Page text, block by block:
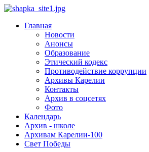
Главная
Новости
Анонсы
Образование
Этический кодекс
Противодействие коррупции
Архивы Карелии
Контакты
Архив в соцсетях
Фото
Календарь
Архив - школе
Архивам Карелии-100
Свет Победы